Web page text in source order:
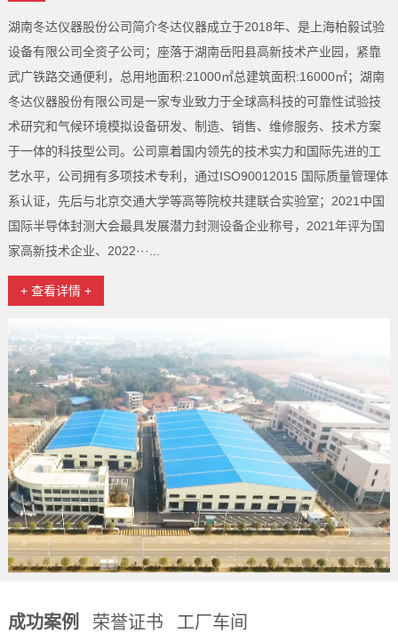
湖南冬达仪器股份公司简介冬达仪器成立于2018年、是上海柏毅试验
设备有限公司全资子公司；座落于湖南岳阳县高新技术产业园，紧靠
武广铁路交通便利，总用地面积:21000㎡总建筑面积:16000㎡；湖南
冬达仪器股份有限公司是一家专业致力于全球高科技的可靠性试验技
术研究和气候环境模拟设备研发、制造、销售、维修服务、技术方案
于一体的科技型公司。公司禀着国内领先的技术实力和国际先进的工
艺水平，公司拥有多项技术专利，通过ISO90012015 国际质量管理体
系认证，先后与北京交通大学等高等院校共建联合实验室；2021中国
国际半导体封测大会最具发展潜力封测设备企业称号，2021年评为国
家高新技术企业、2022···...
+ 查看详情 +
成功案例 荣誉证书 工厂车间